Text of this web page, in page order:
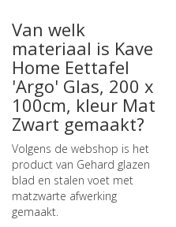
Van welk
materiaal is Kave
Home Eettafel
'Argo' Glas, 200 x
100cm, kleur Mat
Zwart gemaakt?
Volgens de webshop is het
product van Gehard glazen
blad en stalen voet met
matzwarte afwerking
gemaakt.